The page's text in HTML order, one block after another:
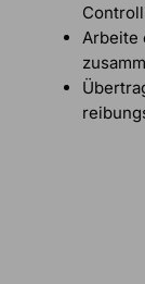
Arbeite